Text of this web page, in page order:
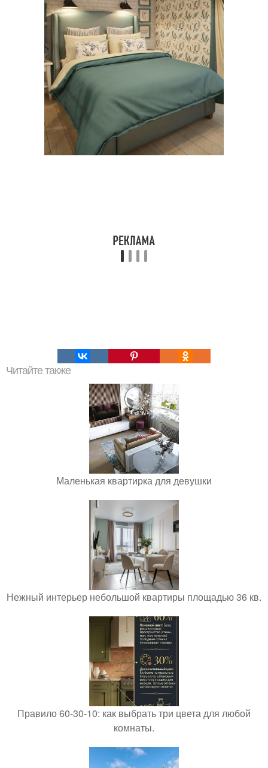
Читайте также
Маленькая квартирка для девушки
Нежный интерьер небольшой квартиры площадью 36 кв.
Правило 60-30-10: как выбрать три цвета для любой
комнаты.